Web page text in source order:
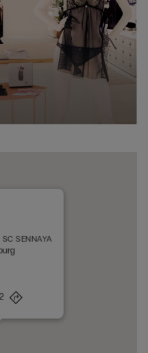
SC SENNAYA